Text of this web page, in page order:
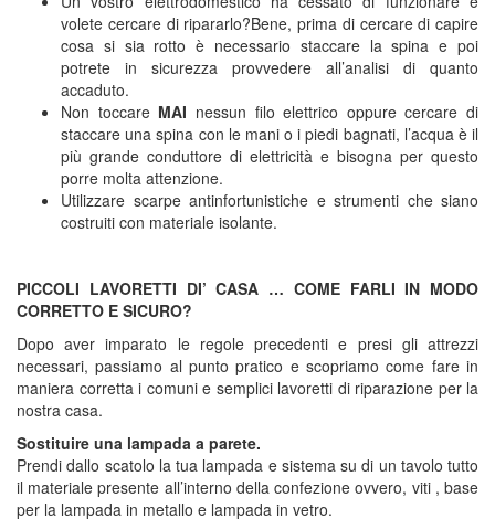
volete cercare di ripararlo?Bene, prima di cercare di capire
cosa si sia rotto è necessario staccare la spina e poi
potrete in sicurezza provvedere all’analisi di quanto
accaduto.
Non toccare MAI nessun filo elettrico oppure cercare di
staccare una spina con le mani o i piedi bagnati, l’acqua è il
più grande conduttore di elettricità e bisogna per questo
porre molta attenzione.
Utilizzare scarpe antinfortunistiche e strumenti che siano
costruiti con materiale isolante.
PICCOLI LAVORETTI DI’ CASA … COME FARLI IN MODO
CORRETTO E SICURO?
Dopo aver imparato le regole precedenti e presi gli attrezzi
necessari, passiamo al punto pratico e scopriamo come fare in
maniera corretta i comuni e semplici lavoretti di riparazione per la
nostra casa.
Sostituire una lampada a parete.
Prendi dallo scatolo la tua lampada e sistema su di un tavolo tutto
il materiale presente all’interno della confezione ovvero, viti , base
per la lampada in metallo e lampada in vetro.